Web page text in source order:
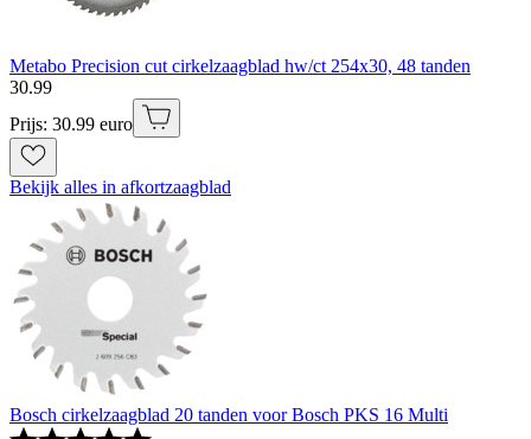
Metabo Precision cut cirkelzaagblad hw/ct 254x30, 48 tanden
30.99
Prijs: 30.99 euro
Bekijk alles in afkortzaagblad
Bosch cirkelzaagblad 20 tanden voor Bosch PKS 16 Multi